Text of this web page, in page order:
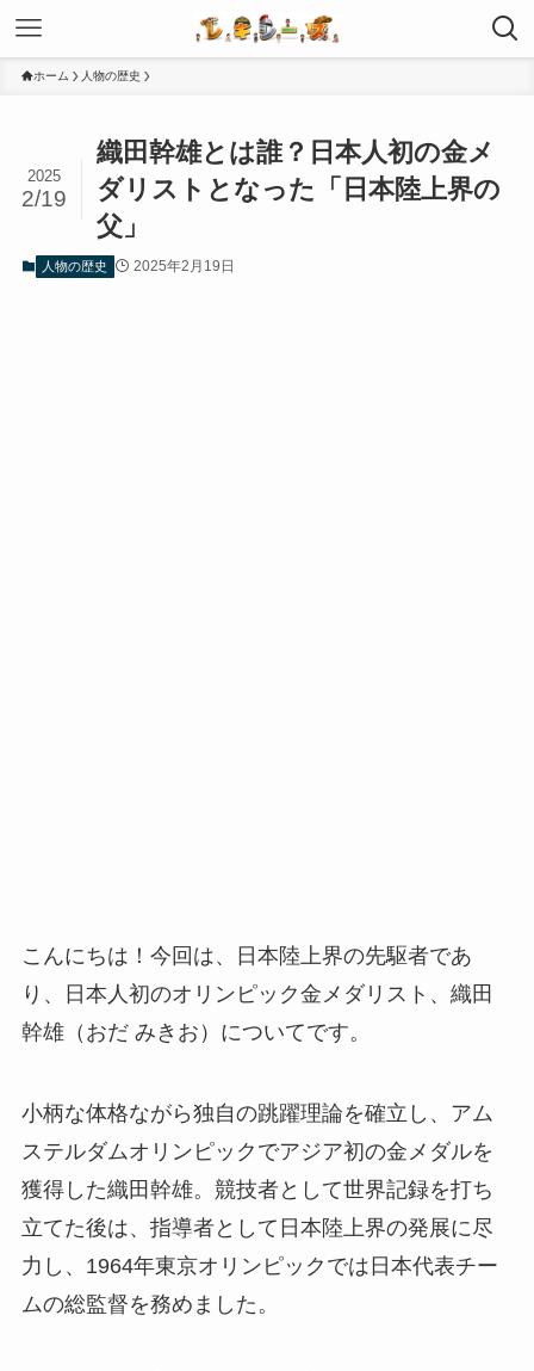
ホーム 人物の歴史
織田幹雄とは誰？日本人初の金メ
ダリストとなった「日本陸上界の
父」
2025
2/19
人物の歴史 2025年2月19日
こんにちは！今回は、日本陸上界の先駆者であ
り、日本人初のオリンピック金メダリスト、織田
幹雄（おだ みきお）についてです。
小柄な体格ながら独自の跳躍理論を確立し、アム
ステルダムオリンピックでアジア初の金メダルを
獲得した織田幹雄。競技者として世界記録を打ち
立てた後は、指導者として日本陸上界の発展に尽
力し、1964年東京オリンピックでは日本代表チー
ムの総監督を務めました。